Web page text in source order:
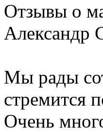
Отзывы о
Александр
Мы рады
стремится
Очень